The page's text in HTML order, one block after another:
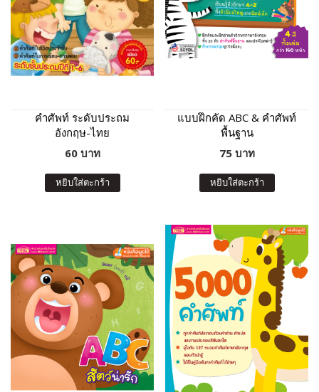
คำศัพท์ ระดับประถม
อังกฤษ-ไทย
60 บาท
หยิบใส่ตะกร้า
แบบฝึกคัด ABC & คำศัพท์
พื้นฐาน
75 บาท
หยิบใส่ตะกร้า